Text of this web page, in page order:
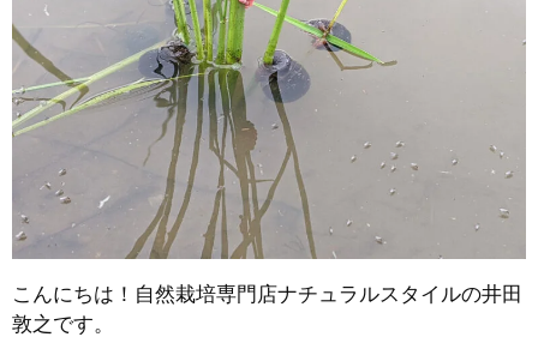
こんにちは！自然栽培専門店ナチュラルスタイルの井田
敦之です。